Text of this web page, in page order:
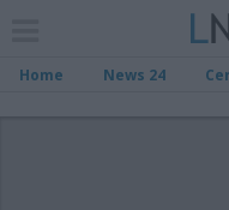
Home News 24